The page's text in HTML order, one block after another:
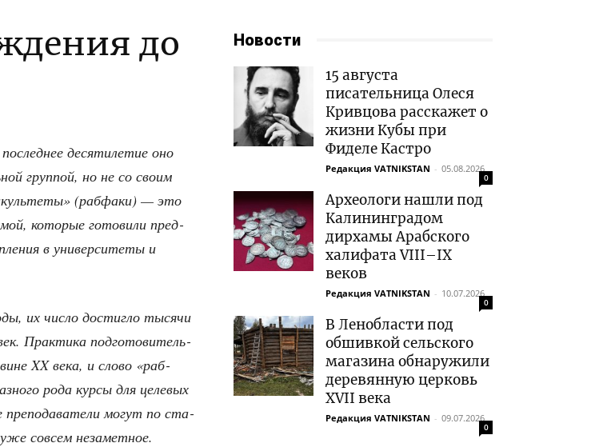
до
деся­ти­ле­тие оно
груп­пой, но не со сво­им
(раб­фа­ки) — это
кото­рые гото­ви­ли пред­
в уни­вер­си­те­ты и
их чис­ло достиг­ло тыся­чи
Прак­ти­ка под­го­то­ви­тель­
XX века, и сло­во «раб­
рода кур­сы для целе­вых
пре­по­да­ва­те­ли могут по ста­
совсем незаметное.
Новости
15 августа
писательница Олеся
Кривцова расскажет о
жизни Кубы при
Фиделе Кастро
Редакция VATNIKSTAN - 05.08.2026
0
Археологи нашли под
Калининградом
дирхамы Арабского
халифата VIII–IX
веков
Редакция VATNIKSTAN - 10.07.2026
0
В Ленобласти под
обшивкой сельского
магазина обнаружили
деревянную церковь
XVII века
Редакция VATNIKSTAN - 09.07.2026
0